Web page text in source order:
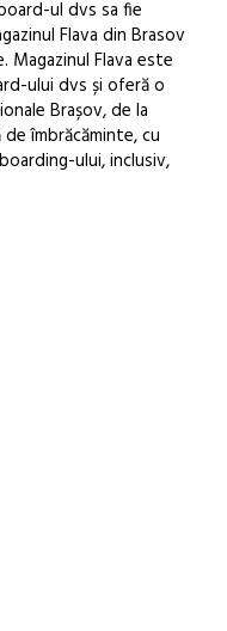
ul dvs sa fie
Flava din Brasov
Flava este
ului dvs și oferă o
Brașov, de la
îmbrăcăminte, cu
ului, inclusiv,